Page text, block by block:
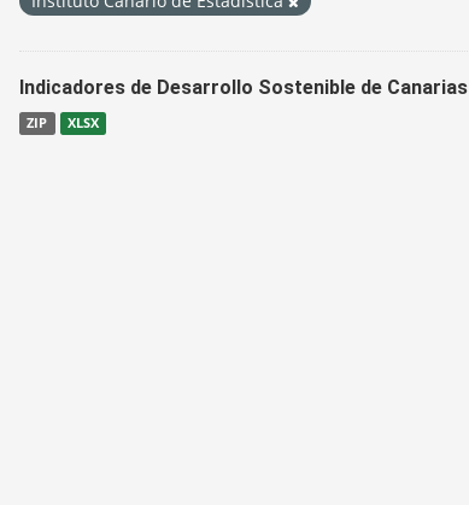
Indicadores de Desarrollo Sostenible de Canarias
ZIP XLSX